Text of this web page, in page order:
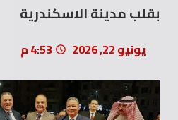
بقلب مدينة الاسكندرية
يونيو 22, 2026 4:53 م